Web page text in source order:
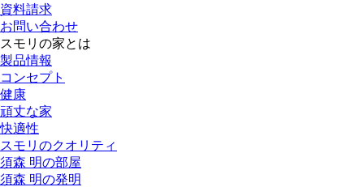
資料請求
お問い合わせ
スモリの家とは
製品情報
コンセプト
健康
頑丈な家
快適性
スモリのクオリティ
須森 明の部屋
須森 明の発明